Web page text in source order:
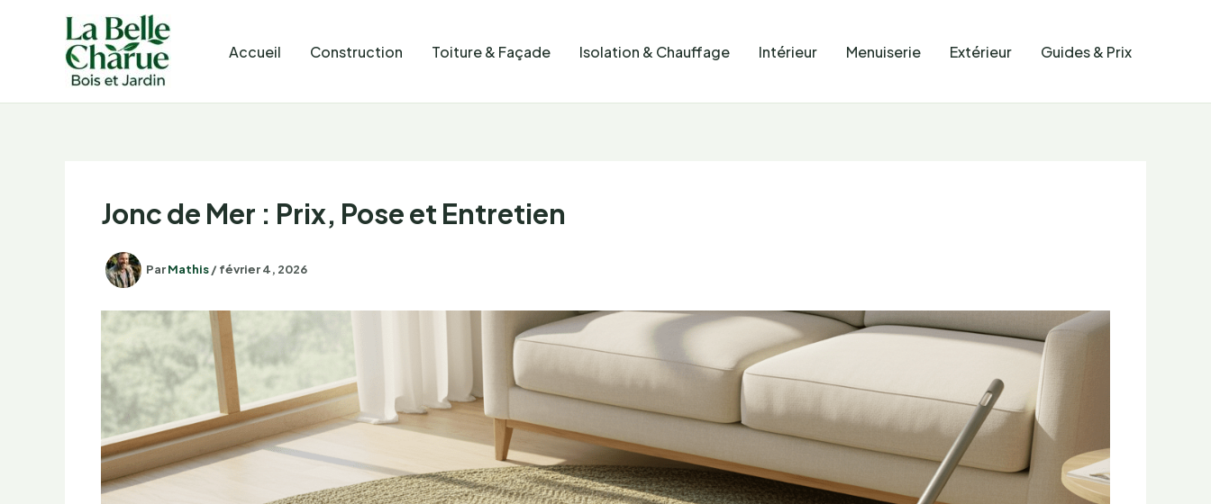
Accueil Construction Toiture & Façade Isolation & Chauffage Intérieur Menuiserie Extérieur Guides & Prix
Jonc de Mer : Prix, Pose et Entretien
ParMathis/février 4, 2026